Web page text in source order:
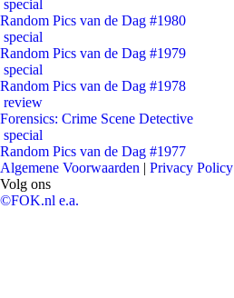
special
Random Pics van de Dag #1980
special
Random Pics van de Dag #1979
special
Random Pics van de Dag #1978
review
Forensics: Crime Scene Detective
special
Random Pics van de Dag #1977
Algemene Voorwaarden | Privacy Policy
Volg ons
©FOK.nl e.a.